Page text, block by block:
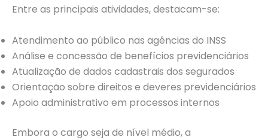
Entre as principais atividades, destacam-se:
Atendimento ao público nas agências do INSS
Análise e concessão de benefícios previdenciários
Atualização de dados cadastrais dos segurados
Orientação sobre direitos e deveres previdenciários
Apoio administrativo em processos internos
Embora o cargo seja de nível médio, a